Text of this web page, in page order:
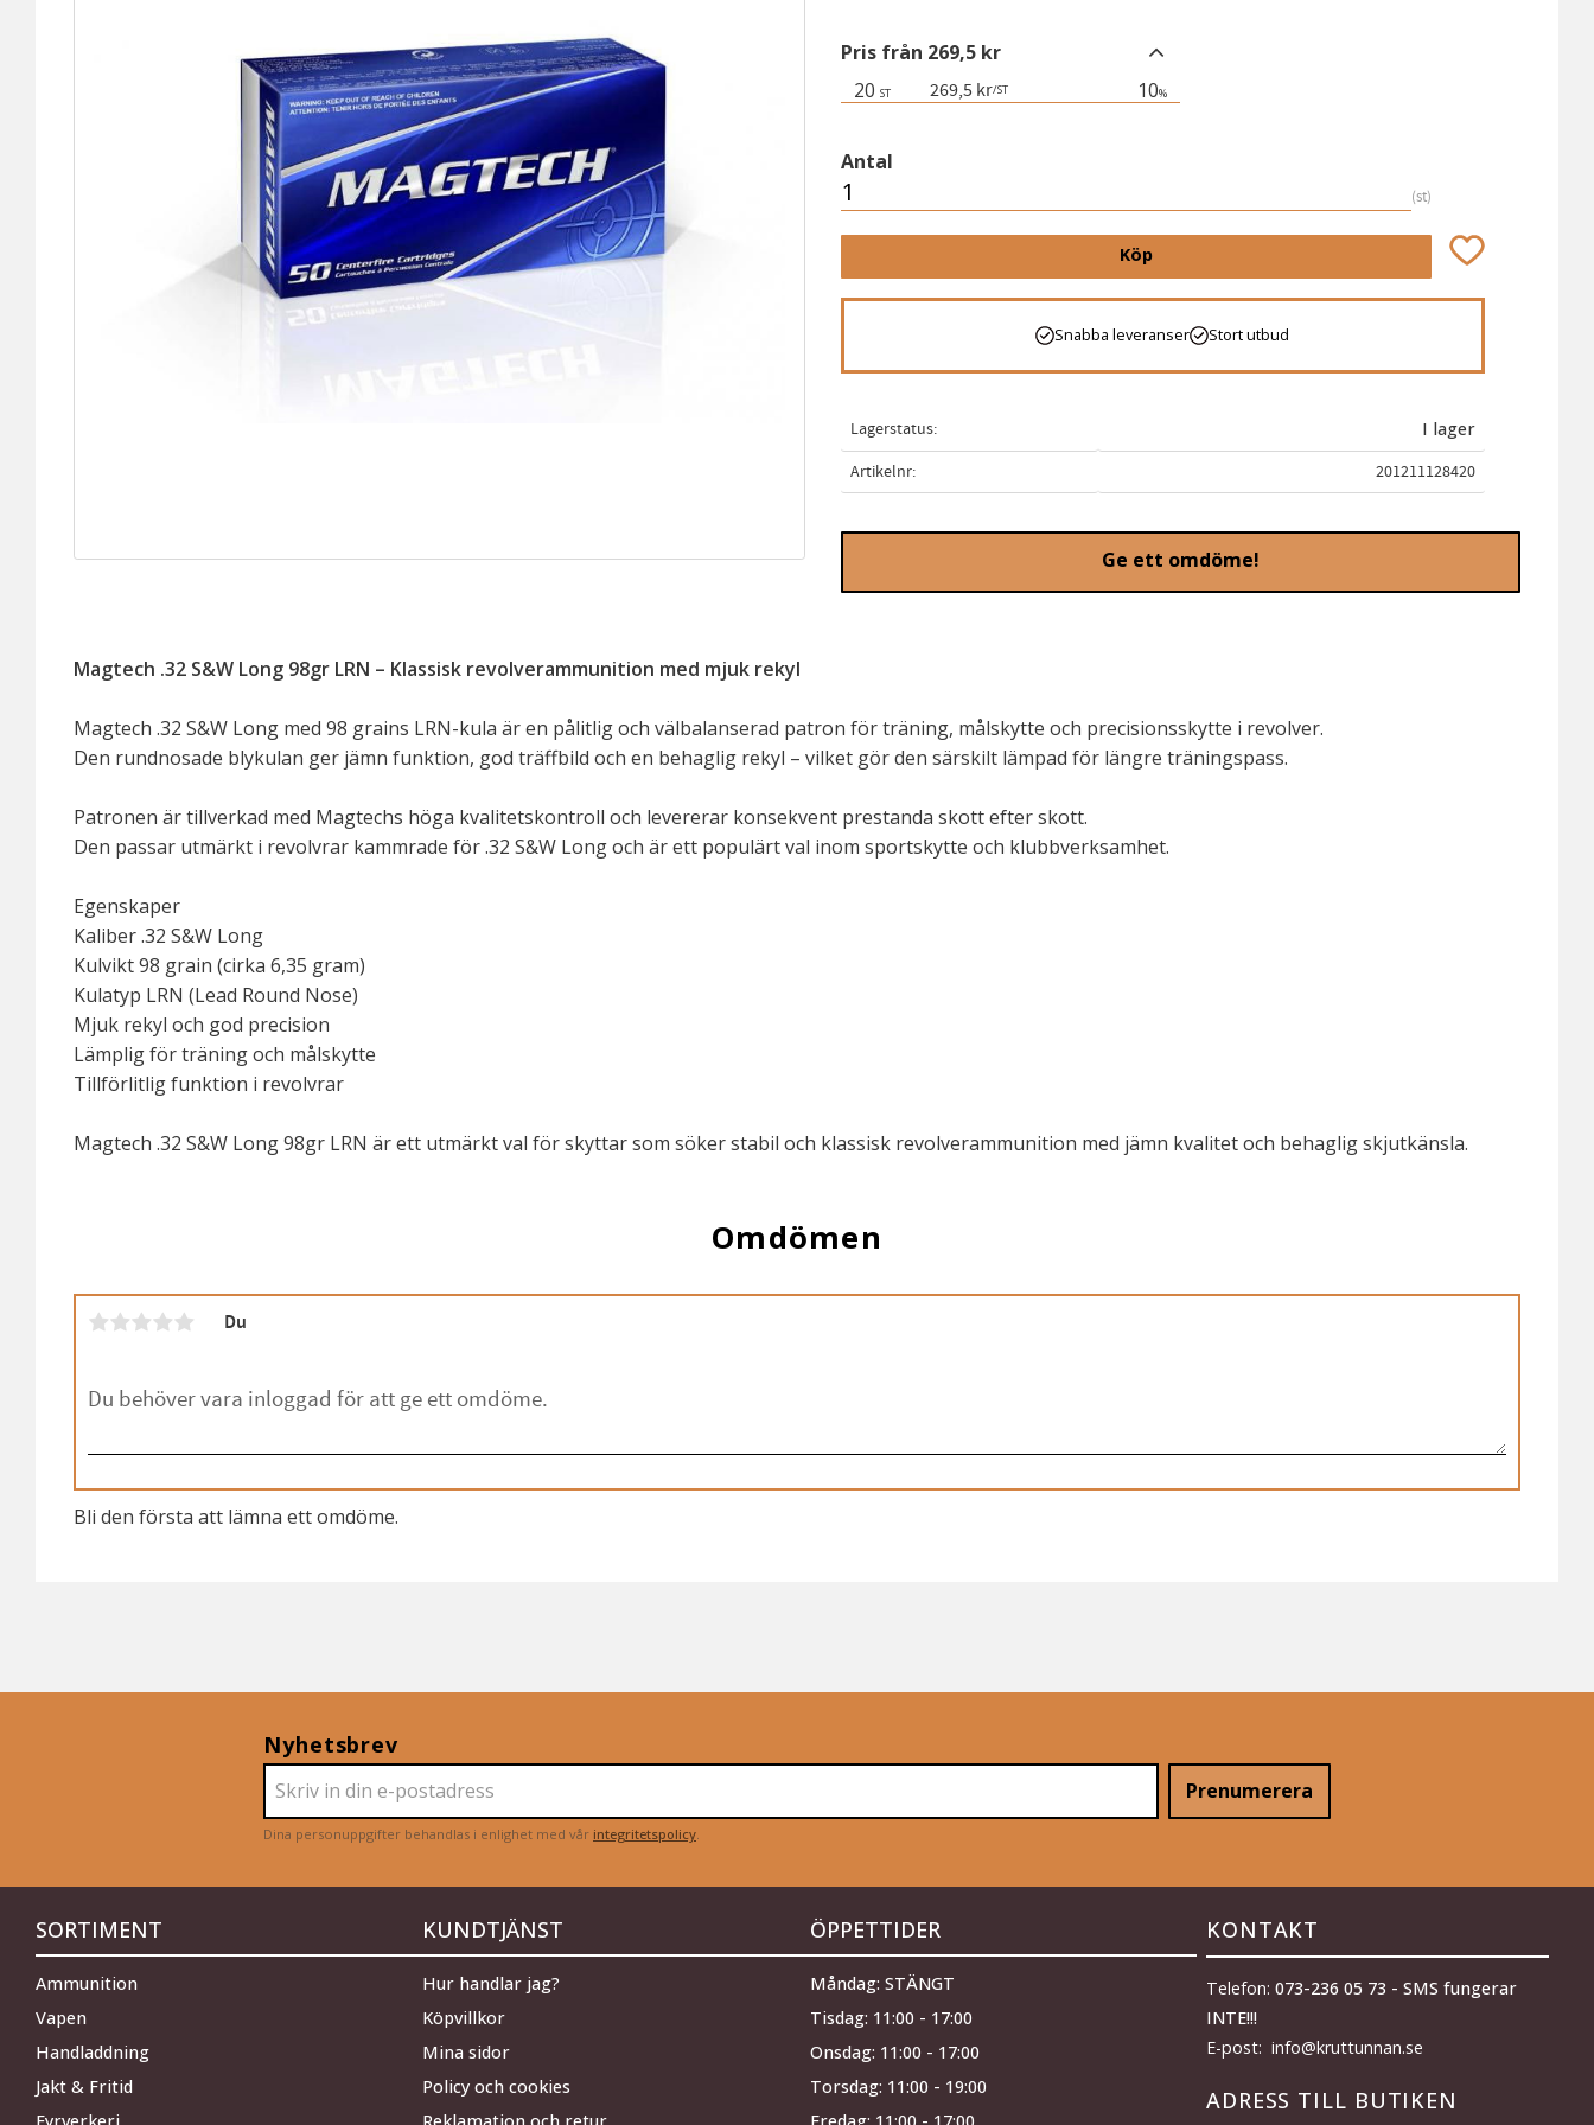
Pris från 269,5 kr
20 ST 269,5 kr/ST 10%
Antal
st
Köp Lägg till i
Snabba leveranser Stort utbud
Lagerstatus
I lager
Artikelnr
201211128420
Ge ett omdöme!
Magtech .32 S&W Long 98gr LRN – Klassisk revolverammunition med mjuk rekyl
Magtech .32 S&W Long med 98 grains LRN-kula är en pålitlig och välbalanserad patron för träning, målskytte och precisionsskytte i revolver.
Den rundnosade blykulan ger jämn funktion, god träffbild och en behaglig rekyl – vilket gör den särskilt lämpad för längre träningspass.
Patronen är tillverkad med Magtechs höga kvalitetskontroll och levererar konsekvent prestanda skott efter skott.
Den passar utmärkt i revolvrar kammrade för .32 S&W Long och är ett populärt val inom sportskytte och klubbverksamhet.
Egenskaper
Kaliber .32 S&W Long
Kulvikt 98 grain (cirka 6,35 gram)
Kulatyp LRN (Lead Round Nose)
Mjuk rekyl och god precision
Lämplig för träning och målskytte
Tillförlitlig funktion i revolvrar
Magtech .32 S&W Long 98gr LRN är ett utmärkt val för skyttar som söker stabil och klassisk revolverammunition med jämn kvalitet och behaglig skjutkänsla.
Omdömen
Du
Bli den första att lämna ett omdöme.
Nyhetsbrev
Prenumerera
Dina personuppgifter behandlas i enlighet med vår integritetspolicy.
SORTIMENT
Ammunition
Vapen
Handladdning
Jakt & Fritid
KUNDTJÄNST
Hur handlar jag?
Köpvillkor
Mina sidor
Policy och cookies
ÖPPETTIDER
Måndag: STÄNGT
Tisdag: 11:00 - 17:00
Onsdag: 11:00 - 17:00
Torsdag: 11:00 - 19:00
KONTAKT
Telefon: 073-236 05 73 - SMS fungerar
INTE!!!
E-post: info@kruttunnan.se
ADRESS TILL BUTIKEN